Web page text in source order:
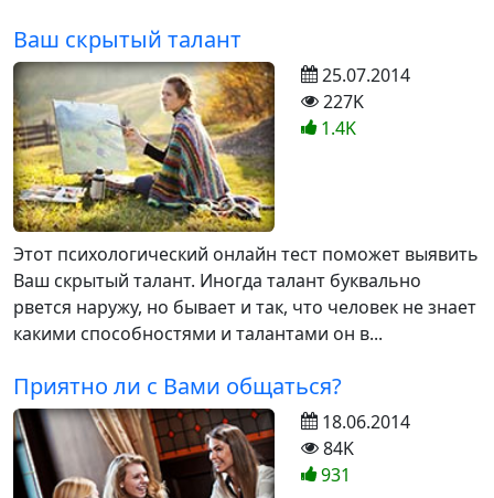
Ваш скрытый талант
Этот психологический онлайн тест поможет выявить
Ваш скрытый талант. Иногда талант буквально
рвется наружу, но бывает и так, что человек не знает
какими способностями и талантами он в...
25.07.2014
227K
1.4K
Приятно ли с Вами общаться?
18.06.2014
84K
931